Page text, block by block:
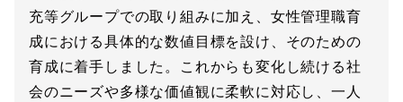
充等グループでの取り組みに加え、女性管理職育
成における具体的な数値目標を設け、そのための
育成に着手しました。これからも変化し続ける社
会のニーズや多様な価値観に柔軟に対応し、一人